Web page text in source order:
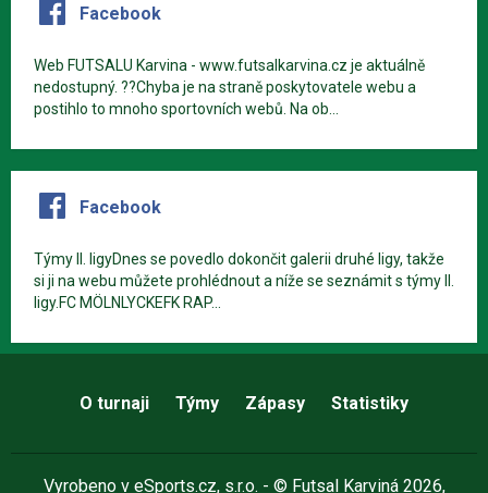
Facebook
Web FUTSALU Karvina - www.futsalkarvina.cz je aktuálně
nedostupný. ??Chyba je na straně poskytovatele webu a
postihlo to mnoho sportovních webů. Na ob...
Facebook
Týmy II. ligyDnes se povedlo dokončit galerii druhé ligy, takže
si ji na webu můžete prohlédnout a níže se seznámit s týmy II.
ligy.FC MÖLNLYCKEFK RAP...
O turnaji Týmy Zápasy Statistiky
Vyrobeno v eSports.cz, s.r.o. - © Futsal Karviná 2026,